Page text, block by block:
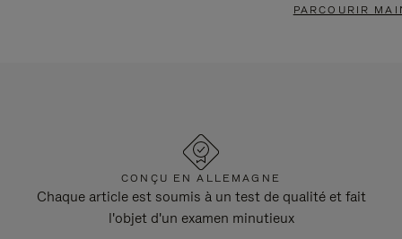
PARCOURIR
CONÇU EN ALLEMAGNE
Chaque article est soumis à un test de qualité et fait
l'objet d'un examen minutieux